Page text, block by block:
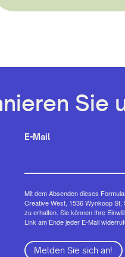
Sie
E-Mail
Mit dem Absenden dieses
Creative West, 1536 Wynkoop
zu erhalten. Sie können Ihre
Link am Ende jeder E-Mail
Melden Sie sich an!